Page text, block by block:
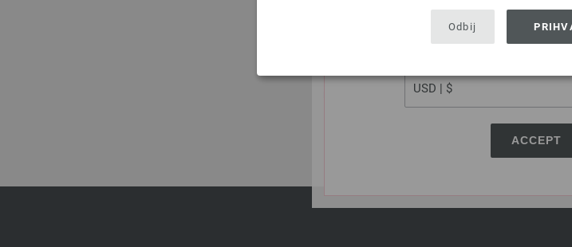
USA - The United States
ACCEPT
Odbij
HAND-DYED - Magazin njemacki +
instrukcije franzuski
6,55 $
troškovi za dostavu